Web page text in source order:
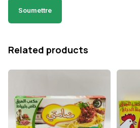
Related products